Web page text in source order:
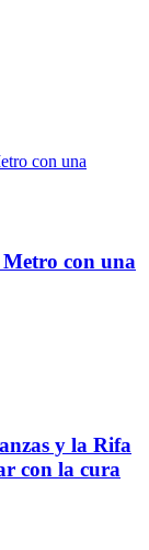
con una
y la Rifa
con la cura